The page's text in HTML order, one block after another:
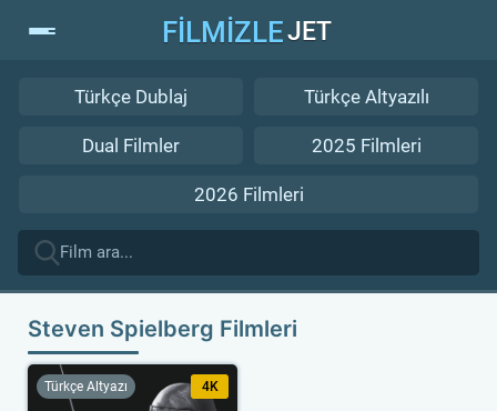
FİLMİZLEJET
Türkçe Dublaj Türkçe Altyazılı
Dual Filmler 2025 Filmleri
2026 Filmleri
Steven Spielberg Filmleri
Türkçe Altyazı 4K